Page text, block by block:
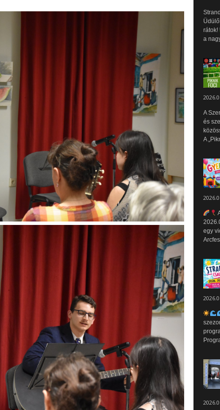
rátok!
a
A
és
A
egy